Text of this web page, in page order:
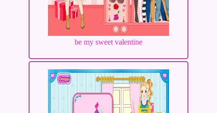
be my sweet valentine